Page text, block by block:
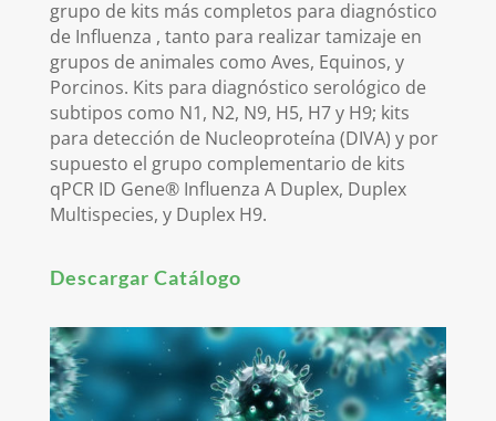
grupo de kits más completos para diagnóstico
de Influenza , tanto para realizar tamizaje en
grupos de animales como Aves, Equinos, y
Porcinos. Kits para diagnóstico serológico de
subtipos como N1, N2, N9, H5, H7 y H9; kits
para detección de Nucleoproteína (DIVA) y por
supuesto el grupo complementario de kits
qPCR ID Gene® Influenza A Duplex, Duplex
Multispecies, y Duplex H9.
Descargar Catálogo